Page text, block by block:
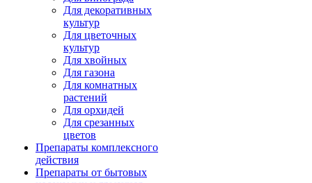
Для декоративных
культур
Для цветочных
культур
Для хвойных
Для газона
Для комнатных
растений
Для орхидей
Для срезанных
цветов
Препараты комплексного
действия
Препараты от бытовых